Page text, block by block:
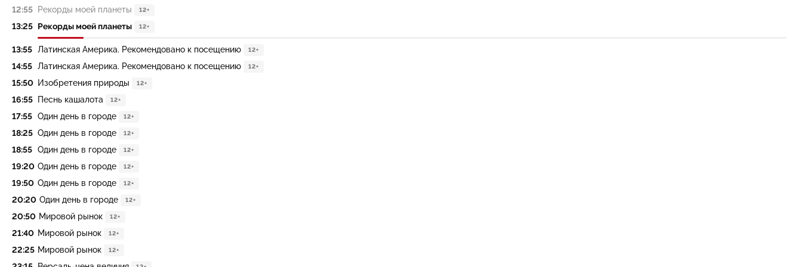
12:55 Рекорды моей планеты 12+
13:25 Рекорды моей планеты 12+
13:55 Латинская Америка. Рекомендовано к посещению 12+
14:55 Латинская Америка. Рекомендовано к посещению 12+
15:50 Изобретения природы 12+
16:55 Песнь кашалота 12+
17:55 Один день в городе 12+
18:25 Один день в городе 12+
18:55 Один день в городе 12+
19:20 Один день в городе 12+
19:50 Один день в городе 12+
20:20 Один день в городе 12+
20:50 Мировой рынок 12+
21:40 Мировой рынок 12+
22:25 Мировой рынок 12+